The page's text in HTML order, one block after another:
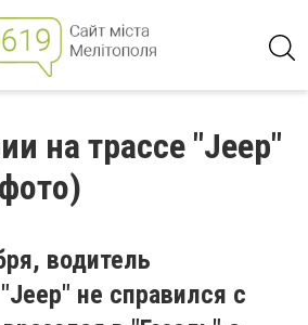
на трассе "Jeep"
водитель
не справился с